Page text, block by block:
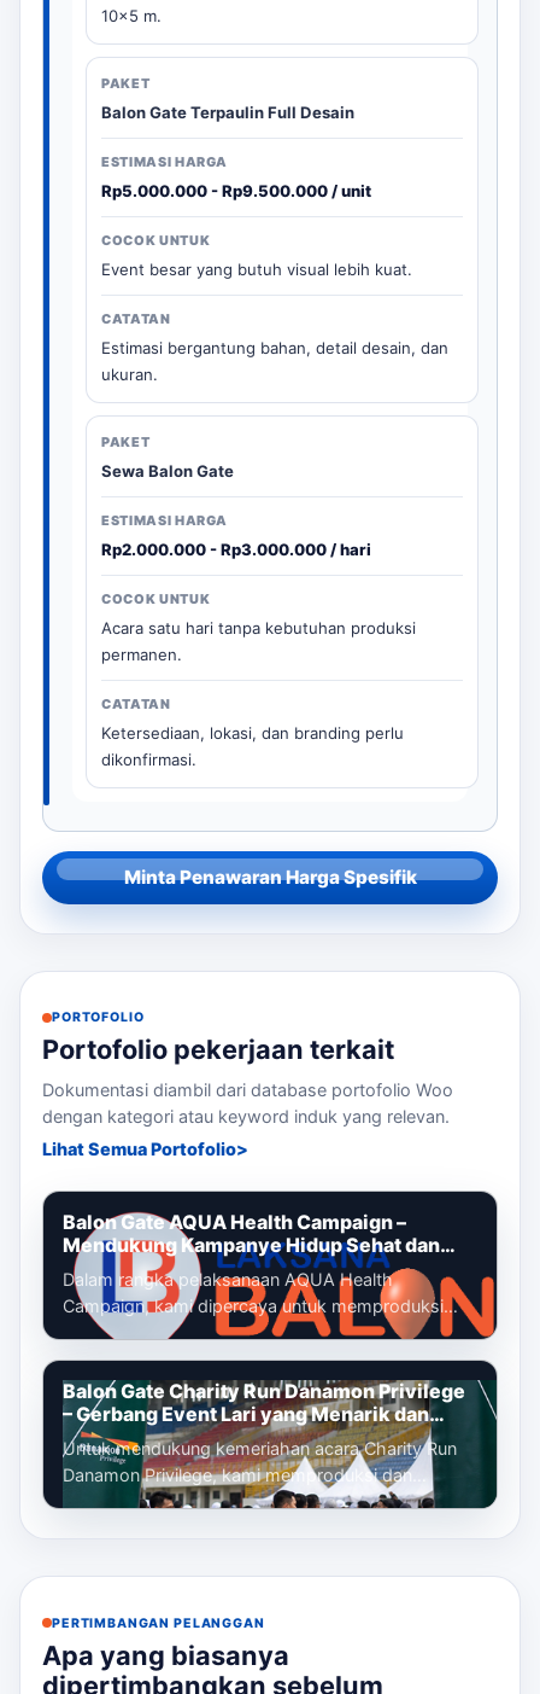
10x5 m.
Balon Gate Terpaulin Full Desain
Rp5.000.000 - Rp9.500.000 / unit
Event besar yang butuh visual lebih kuat.
Estimasi bergantung bahan, detail desain, dan
ukuran.
Sewa Balon Gate
Rp2.000.000 - Rp3.000.000 / hari
Acara satu hari tanpa kebutuhan produksi
permanen.
Ketersediaan, lokasi, dan branding perlu
dikonfirmasi.
Minta Penawaran Harga Spesifik
PORTOFOLIO
Portofolio pekerjaan terkait
Dokumentasi diambil dari database portofolio Woo
dengan kategori atau keyword induk yang relevan.
Lihat Semua Portofolio
Balon Gate AQUA Health Campaign –
Mendukung Kampanye Hidup Sehat dan
Gaya Hidup Aktif
Dalam rangka pelaksanaan AQUA Health
Campaign, kami dipercaya untuk memproduksi
dan memasang balon gate custom yang menjadi
identi...
Balon Gate Charity Run Danamon Privilege
– Gerbang Event Lari yang Menarik dan
Profesional
Untuk mendukung kemeriahan acara Charity Run
Danamon Privilege, kami memproduksi dan
memasang balon gate custom sebagai gerbang
PERTIMBANGAN PELANGGAN
Apa yang biasanya
dipertimbangkan sebelum